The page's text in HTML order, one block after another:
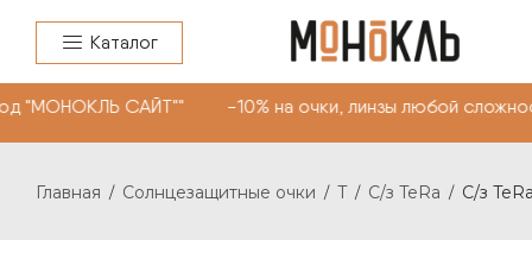
Каталог
САЙТ"" -10% на очки, линзы любой
Главная / Солнцезащитные очки / T / C/з TeRa / C/з